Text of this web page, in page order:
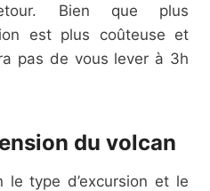
Bien que plus
est plus coûteuse et
pas de vous lever à 3h
du volcan
type d’excursion et le